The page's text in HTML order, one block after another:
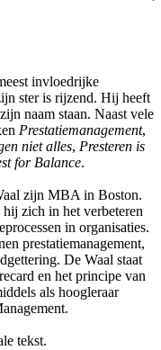
invloedrijke
ster is rijzend. Hij heeft
naam staan. Naast vele
Prestatiemanagement,
niet alles, Presteren is
for Balance.
zijn MBA in Boston.
hij zich in het verbeteren
in organisaties.
prestatiemanagement,
De Waal staat
en het principe van
als hoogleraar
tekst.